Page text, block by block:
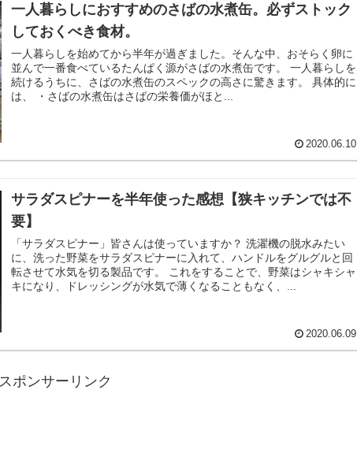
一人暮らしにおすすめのさばの水煮缶。必ずストック
しておくべき食材。
一人暮らしを始めてから半年が過ぎました。そんな中、おそらく卵に
並んで一番食べているたんぱく源がさばの水煮缶です。 一人暮らしを
続けるうちに、さばの水煮缶のスペックの高さに驚きます。 具体的に
は、 ・さばの水煮缶はさばの栄養価がほと...
2020.06.10
サラダスピナーを半年使った感想【狭キッチンでは不
要】
「サラダスピナー」皆さんは使っていますか？ 洗濯機の脱水みたい
に、洗った野菜をサラダスピナーに入れて、ハンドルをグルグルと回
転させて水気を切る製品です。 これをすることで、野菜はシャキシャ
キになり、ドレッシングが水気で薄くなることもなく、...
2020.06.09
スポンサーリンク